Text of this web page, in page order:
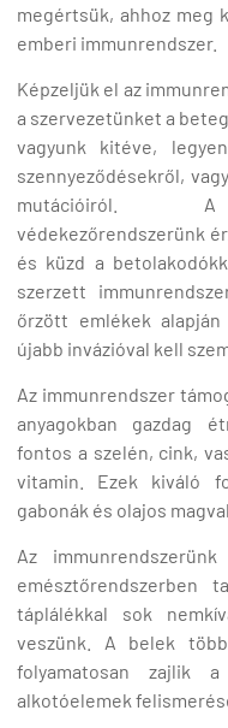
megértsük, ahhoz meg
emberi immunrendszer.
Képzeljük el az
a szervezetünket a
vagyunk kitéve,
szennyeződésekről,
mutációiról.
védekezőrendszerünk
és küzd a
szerzett
őrzött emlékek
újabb invázióval kell
Az immunrendszer
anyagokban gazdag
fontos a szelén, cink,
vitamin. Ezek kiváló
gabonák és olajos
Az
emésztőrendszerben
táplálékkal sok
veszünk. A belek
folyamatosan zajlik
alkotóelemek